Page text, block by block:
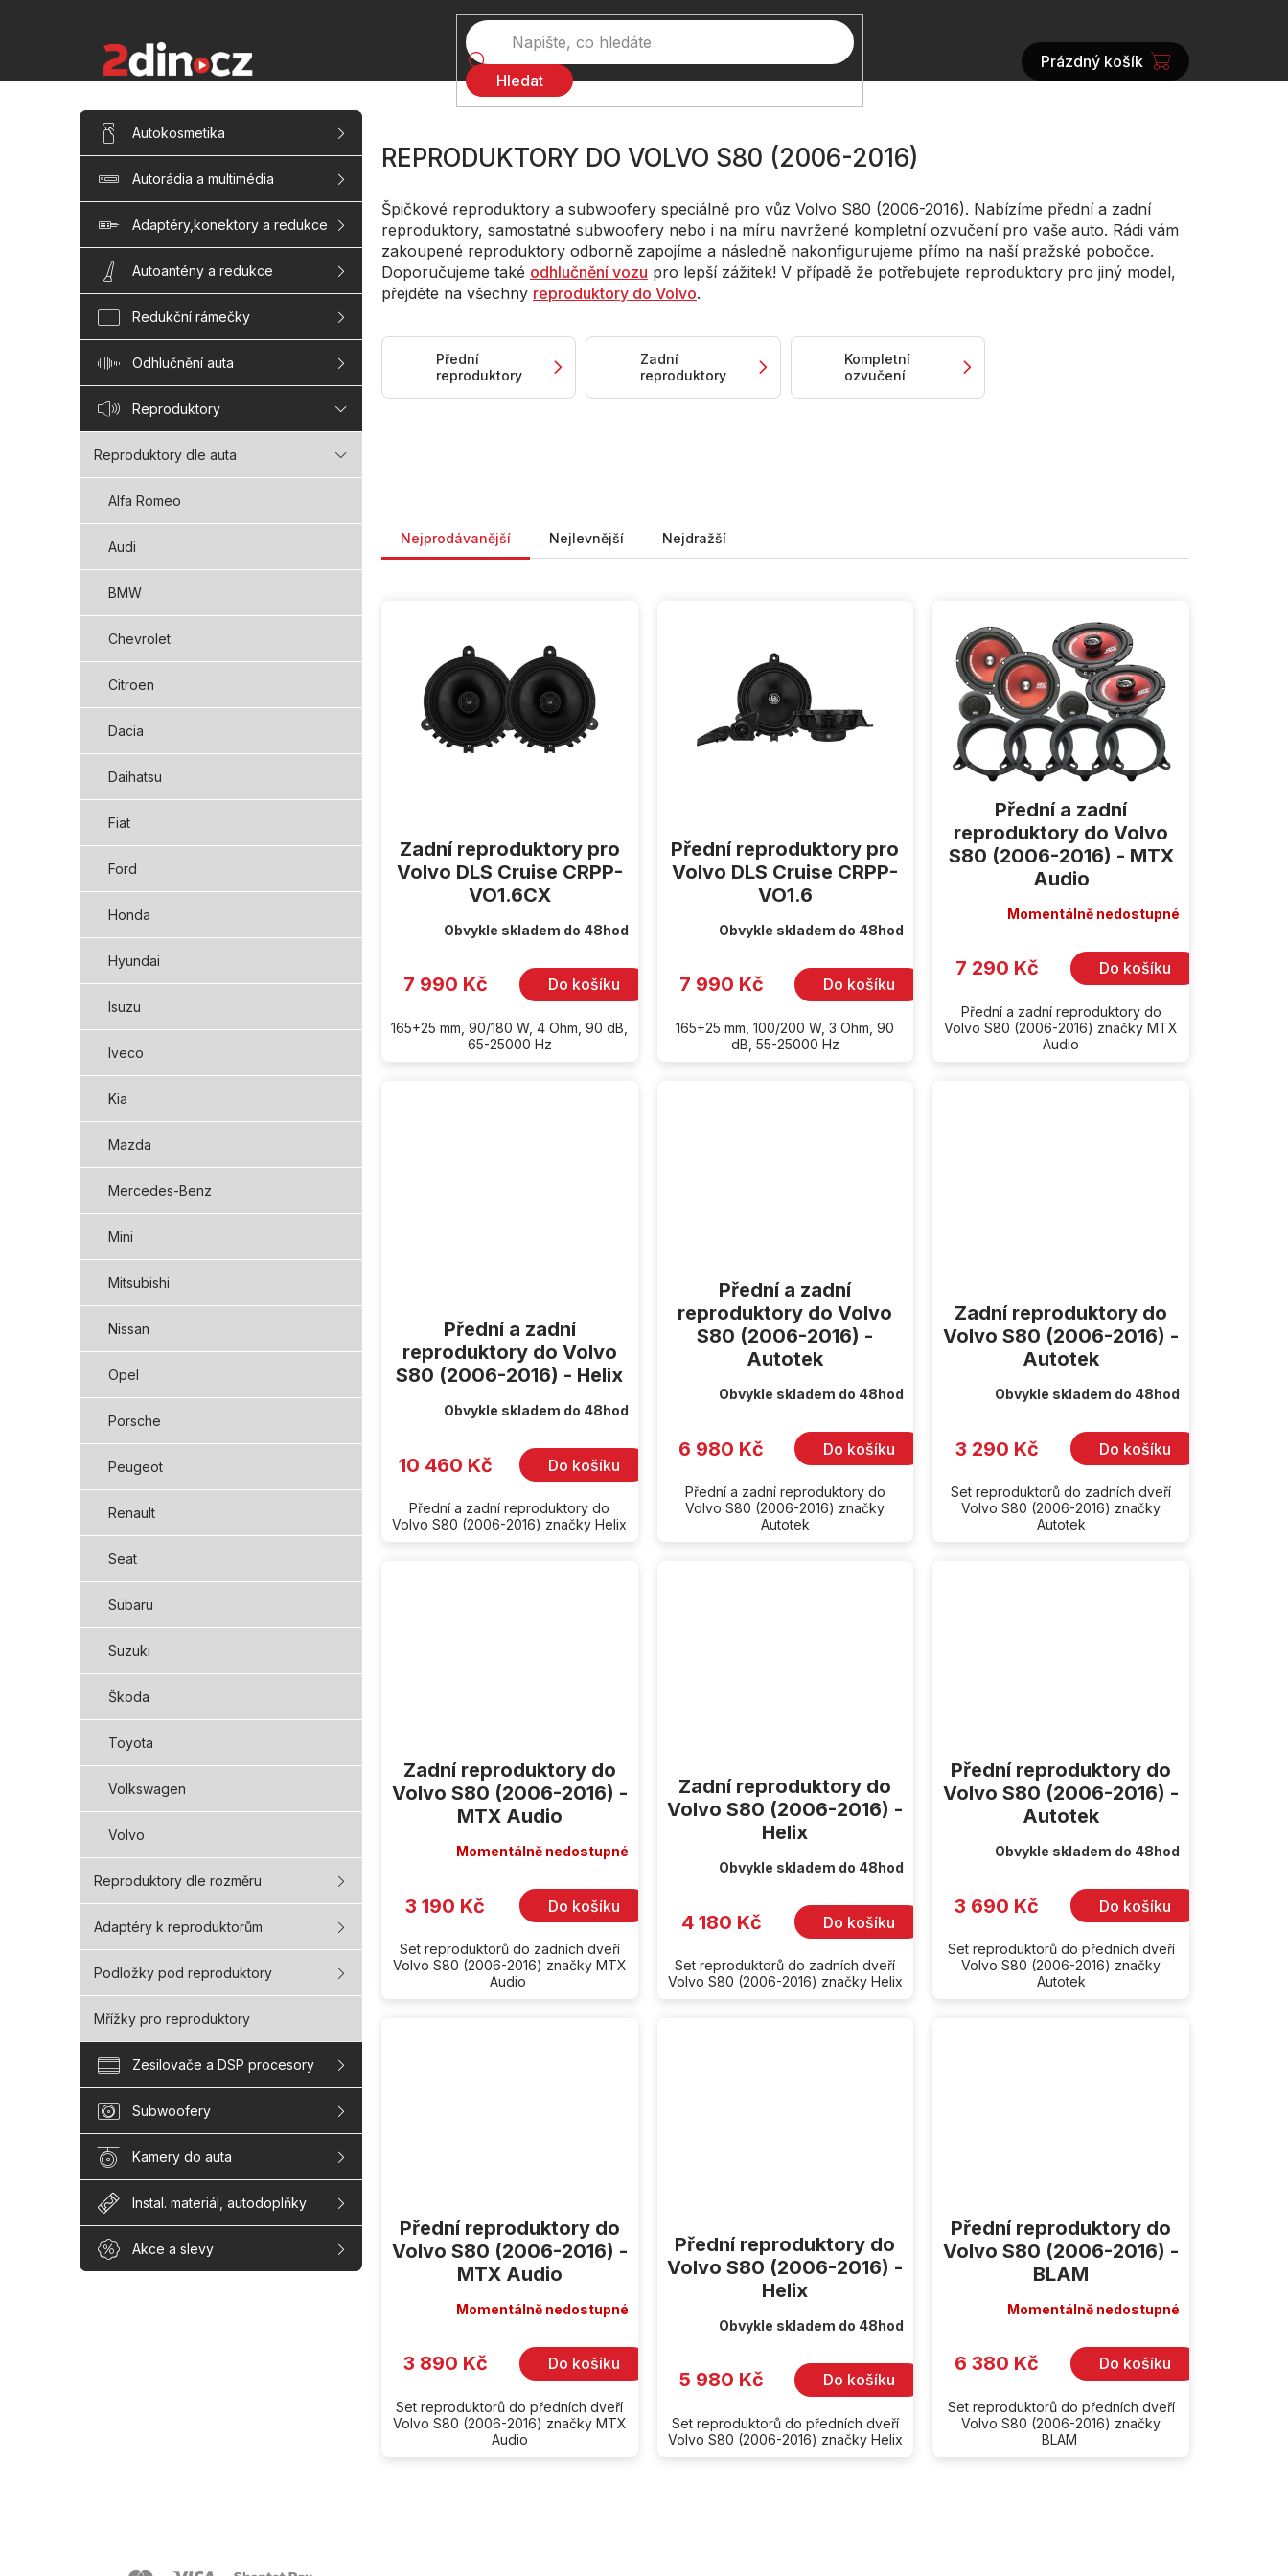
Hledat
NÁKUPNÍ
Prázdný košík
P
s
r
n
í
l
Přeskočit
kategorieAutokosmetika
Autorádia a multimédia
Adaptéry,konektory a redukce
Autoantény a redukce
Redukční rámečky
Odhlučnění auta
Reproduktory
Reproduktory dle auta
Alfa Romeo
Audi
BMW
Chevrolet
Citroen
Dacia
Daihatsu
Fiat
Ford
Honda
Hyundai
Isuzu
Iveco
Kia
Mazda
Mercedes-Benz
Mini
Mitsubishi
Nissan
Opel
Porsche
Peugeot
Renault
Seat
Subaru
Suzuki
Škoda
Toyota
Volkswagen
Volvo
Reproduktory dle rozměru
Adaptéry k reproduktorům
Podložky pod reproduktory
Mřížky pro reproduktory
Zesilovače a DSP procesory
Subwoofery
Kamery do auta
Instal. materiál, autodoplňky
Akce a slevy
REPRODUKTORY DO VOLVO S80 (2006-2016)
Špičkové reproduktory a subwoofery speciálně pro vůz Volvo S80 (2006-2016). Nabízíme přední a zadní
reproduktory, samostatné subwoofery nebo i na míru navržené kompletní ozvučení pro vaše auto. Rádi vám
zakoupené reproduktory odborně zapojíme a následně nakonfigurujeme přímo na naší pražské pobočce.
Doporučujeme také odhlučnění vozu pro lepší zážitek! V případě že potřebujete reproduktory pro jiný model,
přejděte na všechny reproduktory do Volvo.
Přední
reproduktory
Zadní
reproduktory
Kompletní
ozvučení
Nejprodávanější Nejlevnější Nejdražší
Zadní reproduktory pro
Volvo DLS Cruise CRPP-
VO1.6CX
Obvykle skladem do 48hod
7 990 Kč Do košíku
165+25 mm, 90/180 W, 4 Ohm, 90 dB,
65-25000 Hz
Přední reproduktory pro
Volvo DLS Cruise CRPP-
VO1.6
Obvykle skladem do 48hod
7 990 Kč Do košíku
165+25 mm, 100/200 W, 3 Ohm, 90
dB, 55-25000 Hz
Přední a zadní
reproduktory do Volvo
S80 (2006-2016) - MTX
Audio
Momentálně nedostupné
7 290 Kč Do košíku
Přední a zadní reproduktory do
Volvo S80 (2006-2016) značky MTX
Audio
Přední a zadní
reproduktory do Volvo
S80 (2006-2016) - Helix
Obvykle skladem do 48hod
10 460 Kč Do košíku
Přední a zadní reproduktory do
Volvo S80 (2006-2016) značky Helix
Přední a zadní
reproduktory do Volvo
S80 (2006-2016) -
Autotek
Obvykle skladem do 48hod
6 980 Kč Do košíku
Přední a zadní reproduktory do
Volvo S80 (2006-2016) značky
Autotek
Zadní reproduktory do
Volvo S80 (2006-2016) -
Autotek
Obvykle skladem do 48hod
3 290 Kč Do košíku
Set reproduktorů do zadních dveří
Volvo S80 (2006-2016) značky
Autotek
Zadní reproduktory do
Volvo S80 (2006-2016) -
MTX Audio
Momentálně nedostupné
3 190 Kč Do košíku
Set reproduktorů do zadních dveří
Volvo S80 (2006-2016) značky MTX
Audio
Zadní reproduktory do
Volvo S80 (2006-2016) -
Helix
Obvykle skladem do 48hod
4 180 Kč Do košíku
Set reproduktorů do zadních dveří
Volvo S80 (2006-2016) značky Helix
Přední reproduktory do
Volvo S80 (2006-2016) -
Autotek
Obvykle skladem do 48hod
3 690 Kč Do košíku
Set reproduktorů do předních dveří
Volvo S80 (2006-2016) značky
Autotek
Přední reproduktory do
Volvo S80 (2006-2016) -
MTX Audio
Momentálně nedostupné
3 890 Kč Do košíku
Set reproduktorů do předních dveří
Volvo S80 (2006-2016) značky MTX
Audio
Přední reproduktory do
Volvo S80 (2006-2016) -
Helix
Obvykle skladem do 48hod
5 980 Kč Do košíku
Set reproduktorů do předních dveří
Volvo S80 (2006-2016) značky Helix
Přední reproduktory do
Volvo S80 (2006-2016) -
BLAM
Momentálně nedostupné
6 380 Kč Do košíku
Set reproduktorů do předních dveří
Volvo S80 (2006-2016) značky
BLAM